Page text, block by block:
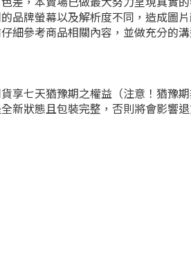
品牌螢幕以及解析度不同，造成圖
細參考商品相關內容，並做充分的溝
享七天猶豫期之權益（注意！猶豫期
新狀態且包裝完整，否則將會影響退